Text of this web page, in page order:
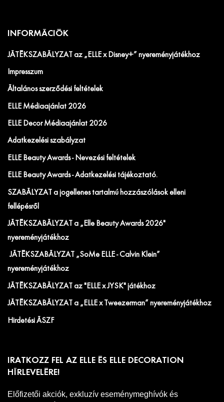
INFORMÁCIÓK
JÁTÉKSZABÁLYZAT az „ELLE x Disney+” nyereményjátékhoz
Impresszum
Általános szerződési feltételek
ELLE Médiaajánlat 2026
ELLE Decor Médiaajánlat 2026
Adatkezelési szabályzat
ELLE Beauty Awards - Nevezési feltételek
ELLE Beauty Awards - Adatkezelési tájékoztató.
SZABÁLYZAT a jogellenes tartalmú hozzászólások elleni
fellépésről
JÁTÉKSZABÁLYZAT a „Elle Beauty Awards 2026"
nyereményjátékhoz
JÁTÉKSZABÁLYZAT „SoMe ELLE - Calvin Klein”
nyereményjátékhoz
JÁTÉKSZABÁLYZAT az "ELLE x JYSK" játékhoz
JÁTÉKSZABÁLYZAT a „ELLE x Tweezerman” nyereményjátékhoz
Hirdetési ÁSZF
IRATKOZZ FEL AZ ELLE ÉS ELLE DECORATION
HÍRLEVELÉRE!
Előfizetői akciók, exkluzív eseménymeghívók és